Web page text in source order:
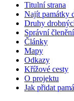
Titulní strana
Najít památky
Druhy
Správní
Články
Mapy
Odkazy
Křížové cesty
O projektu
Jak přidat